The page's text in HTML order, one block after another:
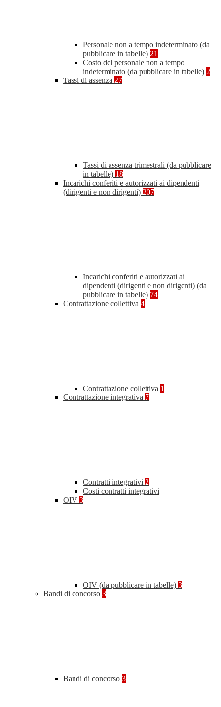
Personale non a tempo indeterminato (da
pubblicare in tabelle) 21
Costo del personale non a tempo
indeterminato (da pubblicare in tabelle) 2
Tassi di assenza 27
Tassi di assenza trimestrali (da pubblicare
in tabelle) 18
Incarichi conferiti e autorizzati ai dipendenti
(dirigenti e non dirigenti) 207
Incarichi conferiti e autorizzati ai
dipendenti (dirigenti e non dirigenti) (da
pubblicare in tabelle) 74
Contrattazione collettiva 4
Contrattazione collettiva 1
Contrattazione integrativa 7
Contratti integrativi 2
Costi contratti integrativi
OIV 3
OIV (da pubblicare in tabelle) 3
Bandi di concorso 3
Bandi di concorso 3